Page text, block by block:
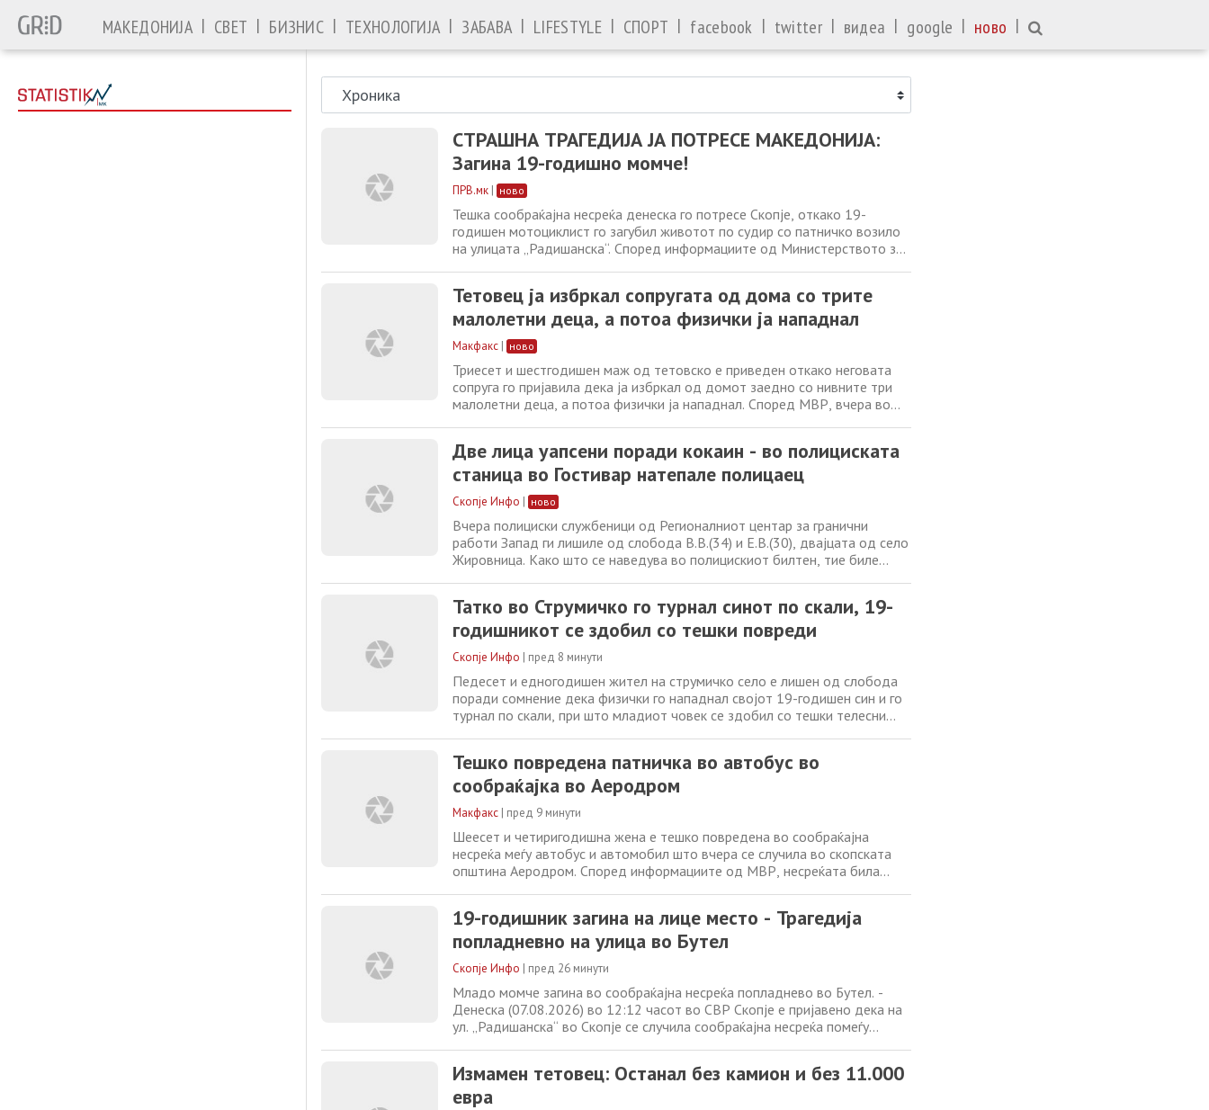
МАКЕДОНИЈА | СВЕТ | БИЗНИС | ТЕХНОЛОГИЈА | ЗАБАВА | LIFESTYLE | СПОРТ | facebook | twitter | видеа | google | ново |
СТРАШНА ТРАГЕДИЈА ЈА ПОТРЕСЕ МАКЕДОНИЈА:
Загина 19-годишно момче!
ПРВ.мк | ново
Тешка сообраќајна несреќа денеска го потресе Скопје, откако 19-
годишен мотоциклист го загубил животот по судир со патничко возило
на улицата „Радишанска“. Според информациите од Министерството за
возило „Алфа Ромео“
Тетовец ја избркал сопругата од дома со трите
малолетни деца, а потоа физички ја нападнал
Макфакс | ново
Триесет и шестгодишен маж од тетовско е приведен откако неговата
сопруга го пријавила дека ја избркал од домот заедно со нивните три
малолетни деца, а потоа физички ја нападнал. Според МВР, вчера во
неговата 26-годишна
Две лица уапсени поради кокаин - во полициската
станица во Гостивар натепале полицаец
Скопје Инфо | ново
Вчера полициски службеници од Регионалниот центар за гранични
работи Запад ги лишиле од слобода В.В.(34) и Е.В.(30), двајцата од село
Жировница. Како што се наведува во полицискиот билтен, тие биле
на службени дејствија,
Татко во Струмичко го турнал синот по скали, 19-
годишникот се здобил со тешки повреди
Скопје Инфо | пред 8 минути
Педесет и едногодишен жител на струмичко село е лишен од слобода
поради сомнение дека физички го нападнал својот 19-годишен син и го
турнал по скали, при што младиот човек се здобил со тешки телесни
по претходна пријава
Тешко повредена патничка во автобус во
сообраќајка во Аеродром
Макфакс | пред 9 минути
Шеесет и четиригодишна жена е тешко повредена во сообраќајна
несреќа меѓу автобус и автомобил што вчера се случила во скопската
општина Аеродром. Според информациите од МВР, несреќата била
учествувале автобус „МАН“ со скопски
19-годишник загина на лице место - Трагедија
попладневно на улица во Бутел
Скопје Инфо | пред 26 минути
Младо момче загина во сообраќајна несреќа попладнево во Бутел. -
Денеска (07.08.2026) во 12:12 часот во СВР Скопје е пријавено дека на
ул. „Радишанска“ во Скопје се случила сообраќајна несреќа помеѓу
Н.М. (19) од скопско,
Измамен тетовец: Останал без камион и без 11.000
евра